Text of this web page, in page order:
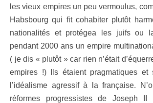
les vieux empires un peu vermoulus,
Habsbourg qui fit cohabiter plutôt
nationalités et protégea les juifs ou
pendant 2000 ans un empire
( je dis « plutôt » car rien n’était
empires !) Ils étaient pragmatiques et
l’idéalisme agressif à la française.
réformes progressistes de Joseph